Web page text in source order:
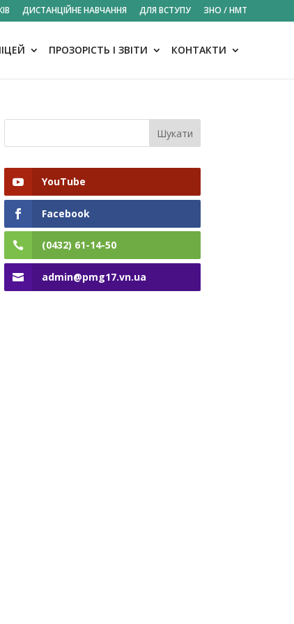
ДИСТАНЦІЙНЕ НАВЧАННЯ ДЛЯ ВСТУПУ ЗНО / НМТ
ПРОЗОРІСТЬ І ЗВІТИ КОНТАКТИ
YouTube
Facebook
(0432) 61-14-50
admin@pmg17.vn.ua